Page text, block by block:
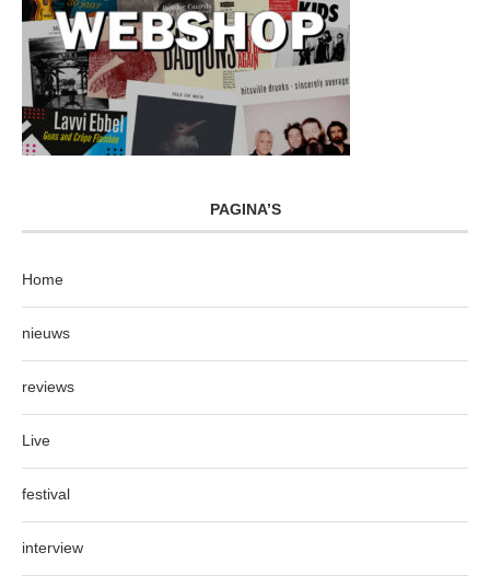
PAGINA’S
Home
nieuws
reviews
Live
festival
interview